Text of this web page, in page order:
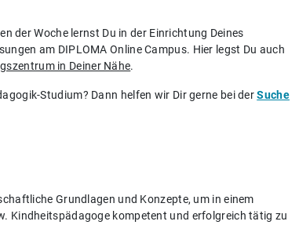
der Woche lernst Du in der Einrichtung Deines
am DIPLOMA Online Campus. Hier legst Du auch
in Deiner Nähe.
Studium? Dann helfen wir Dir gerne bei derSuche
Grundlagen und Konzepte, um in einem
Kindheitspädagoge kompetent und erfolgreich tätig zu